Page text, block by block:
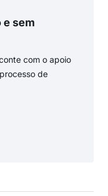
e sem
com o apoio
de